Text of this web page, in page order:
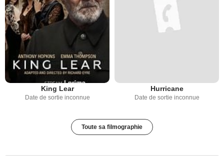
King Lear
Date de sortie inconnue
Hurricane
Date de sortie inconnue
Toute sa filmographie